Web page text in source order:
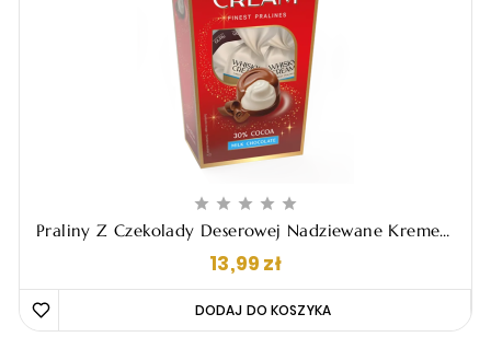
    
Praliny Z Czekolady Deserowej Nadziewane Kremem
13,99 złCena